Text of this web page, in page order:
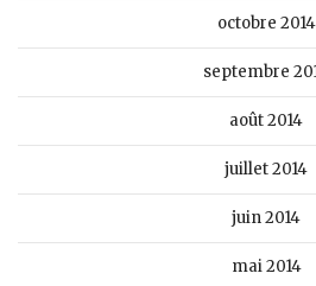
octobre 2014
septembre
août 2014
juillet 2014
juin 2014
mai 2014